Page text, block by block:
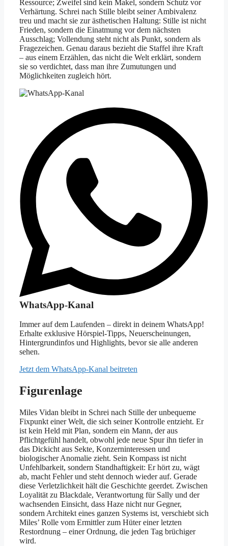
Ressource; Zweifel sind kein Makel, sondern Schutz vor
Verhärtung. Schrei nach Stille bleibt seiner Ambivalenz
treu und macht sie zur ästhetischen Haltung: Stille ist nicht
Frieden, sondern die Einatmung vor dem nächsten
Ausschlag; Vollendung steht nicht als Punkt, sondern als
Fragezeichen. Genau daraus bezieht die Staffel ihre Kraft
– aus einem Erzählen, das nicht die Welt erklärt, sondern
sie so verdichtet, dass man ihre Zumutungen und
Möglichkeiten zugleich hört.
WhatsApp-Kanal
Immer auf dem Laufenden – direkt in deinem WhatsApp!
Erhalte exklusive Hörspiel-Tipps, Neuerscheinungen,
Hintergrundinfos und Highlights, bevor sie alle anderen
sehen.
Jetzt dem WhatsApp-Kanal beitreten
Figurenlage
Miles Vidan bleibt in Schrei nach Stille der unbequeme
Fixpunkt einer Welt, die sich seiner Kontrolle entzieht. Er
ist kein Held mit Plan, sondern ein Mann, der aus
Pflichtgefühl handelt, obwohl jede neue Spur ihn tiefer in
das Dickicht aus Sekte, Konzerninteressen und
biologischer Anomalie zieht. Sein Kompass ist nicht
Unfehlbarkeit, sondern Standhaftigkeit: Er hört zu, wägt
ab, macht Fehler und steht dennoch wieder auf. Gerade
diese Verletzlichkeit hält die Geschichte geerdet. Zwischen
Loyalität zu Blackdale, Verantwortung für Sally und der
wachsenden Einsicht, dass Haze nicht nur Gegner,
sondern Architekt eines ganzen Systems ist, verschiebt sich
Miles’ Rolle vom Ermittler zum Hüter einer letzten
Restordnung – einer Ordnung, die jeden Tag brüchiger
wird.